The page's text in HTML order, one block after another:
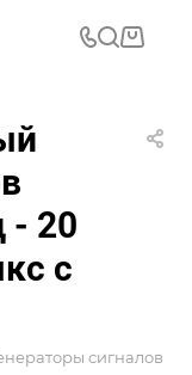
- 20
с
сигналов